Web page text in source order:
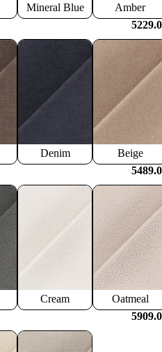
Mineral Blue
Amber
Denim
Beige
Cream
Oatmeal